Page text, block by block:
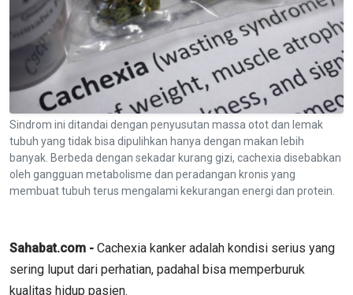
Sindrom ini ditandai dengan penyusutan massa otot dan lemak
tubuh yang tidak bisa dipulihkan hanya dengan makan lebih
banyak. Berbeda dengan sekadar kurang gizi, cachexia disebabkan
oleh gangguan metabolisme dan peradangan kronis yang
membuat tubuh terus mengalami kekurangan energi dan protein.
Sahabat.com - Cachexia kanker adalah kondisi serius yang
sering luput dari perhatian, padahal bisa memperburuk
kualitas hidup pasien.